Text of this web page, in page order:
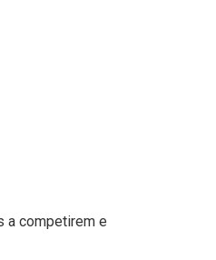
a competirem e